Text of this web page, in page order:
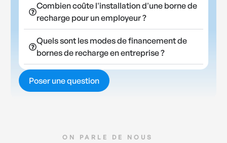
Combien coûte l'installation d'une borne de
recharge pour un employeur ?
Quels sont les modes de financement de
bornes de recharge en entreprise ?
Poser une question
ON PARLE DE NOUS